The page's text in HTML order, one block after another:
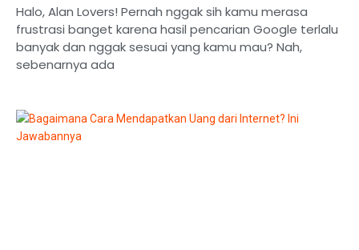
Halo, Alan Lovers! Pernah nggak sih kamu merasa
frustrasi banget karena hasil pencarian Google terlalu
banyak dan nggak sesuai yang kamu mau? Nah,
sebenarnya ada